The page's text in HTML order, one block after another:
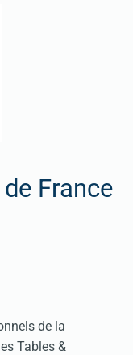
France
de la
Tables &